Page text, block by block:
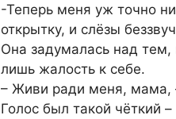
-Теперь меня уж точно
открытку, и слёзы
Она задумалась над тем,
лишь жалость к себе.
– Живи ради меня, мама,
Голос был такой чёткий